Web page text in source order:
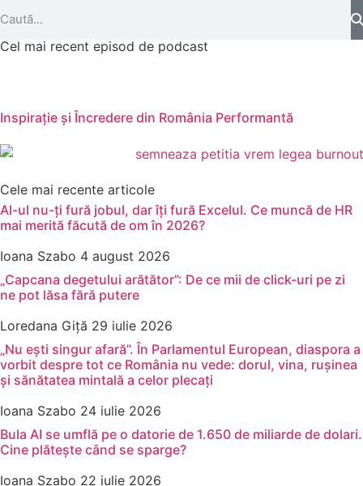
Cel mai recent episod de podcast
Inspirație și Încredere din România Performantă
Cele mai recente articole
AI-ul nu-ți fură jobul, dar îți fură Excelul. Ce muncă de HR
mai merită făcută de om în 2026?
Ioana Szabo 4 august 2026
„Capcana degetului arătător”: De ce mii de click-uri pe zi
ne pot lăsa fără putere
Loredana Giță 29 iulie 2026
„Nu ești singur afară”. În Parlamentul European, diaspora a
vorbit despre tot ce România nu vede: dorul, vina, rușinea
și sănătatea mintală a celor plecați
Ioana Szabo 24 iulie 2026
Bula AI se umflă pe o datorie de 1.650 de miliarde de dolari.
Cine plătește când se sparge?
Ioana Szabo 22 iulie 2026